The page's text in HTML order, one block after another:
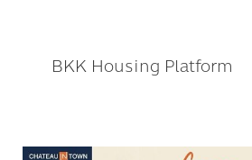
BKK Housing Platform